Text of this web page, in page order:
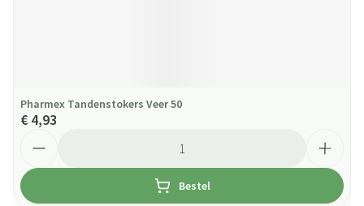
Pharmex Tandenstokers Veer 50
€ 4,93
Bestel